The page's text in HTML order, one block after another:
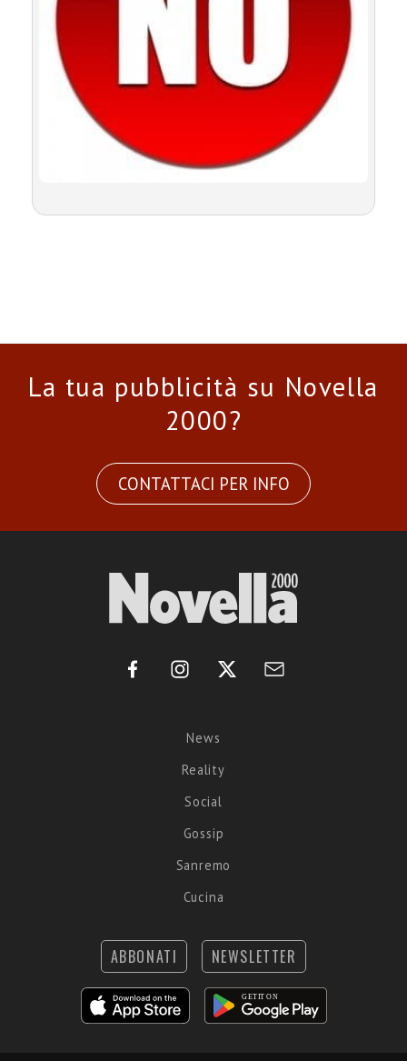
La tua pubblicità su Novella
2000?
CONTATTACI PER INFO
News
Reality
Social
Gossip
Sanremo
Cucina
ABBONATI NEWSLETTER